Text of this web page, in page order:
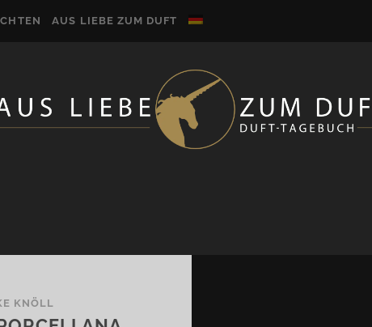
AUS LIEBE ZUM DUFT
KNÖLL